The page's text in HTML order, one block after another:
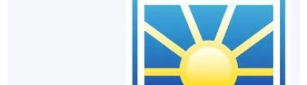
روابط عمومی خبرگزاری گزارش خبر